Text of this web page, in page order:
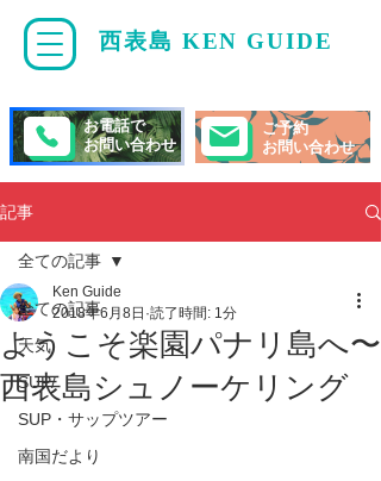
西表島 KEN GUIDE
ご予約
お問い合わせ
お電話で
お問い合わせ
記事
全ての記事
天気
SUP/
SUP・サップツアー
南国だより
全ての記事
ようこそ楽園パナリ島へ〜
西表島シュノーケリング
Ken Guide
2018年6月8日 読了時間: 1分